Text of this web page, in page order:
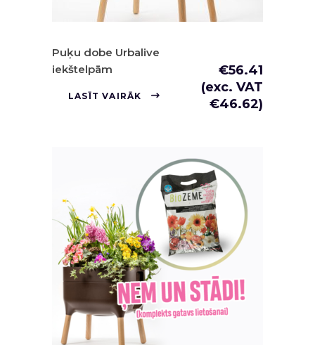
Puķu dobe Urbalive
iekštelpām
€56.41
(exc. VAT
€46.62)
LASĪT VAIRĀK